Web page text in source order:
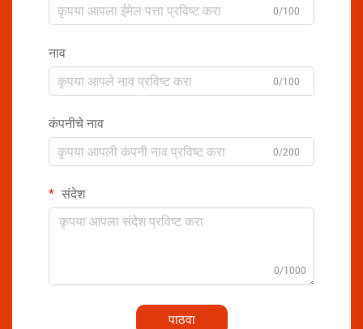
0/100
नाव
0/100
कंपनीचे नाव
0/200
संदेश
0/1000
पाठवा